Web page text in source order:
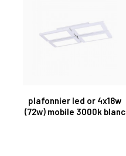
plafonnier led or 4x18w
(72w) mobile 3000k blanc